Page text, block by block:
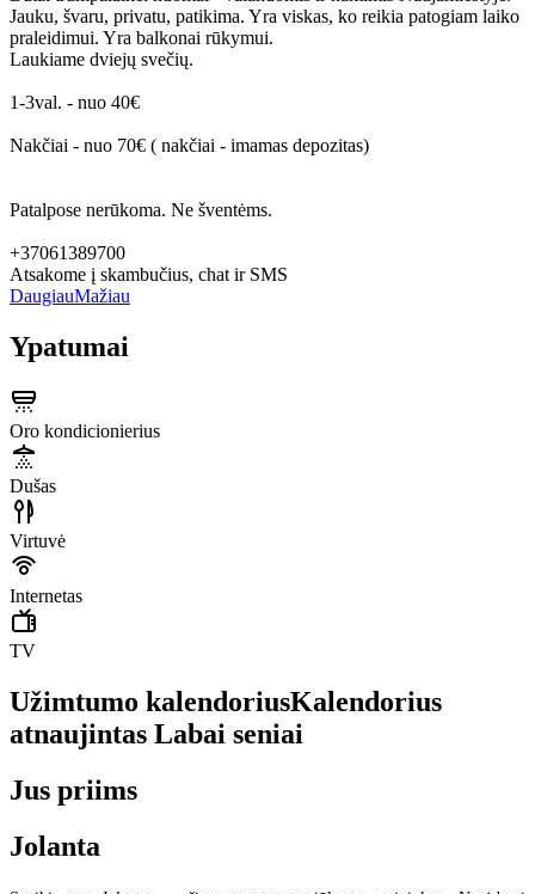
Jauku, švaru, privatu, patikima. Yra viskas, ko reikia patogiam laiko
praleidimui. Yra balkonai rūkymui.
Laukiame dviejų svečių.
1-3val. - nuo 40€
Nakčiai - nuo 70€ ( nakčiai - imamas depozitas)
Patalpose nerūkoma. Ne šventėms.
+37061389700
Atsakome į skambučius, chat ir SMS
DaugiauMažiau
Ypatumai
Oro kondicionierius
Dušas
Virtuvė
Internetas
TV
Užimtumo kalendoriusKalendorius
atnaujintas Labai seniai
Jus priims
Jolanta